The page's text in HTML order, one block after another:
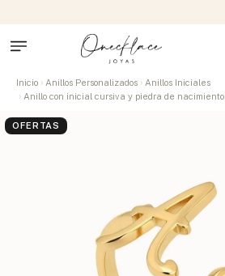
Inicio Anillos Personalizados
Anillos Iniciales
Anillo con inicial cursiva y piedra de nacimiento
OFERTAS